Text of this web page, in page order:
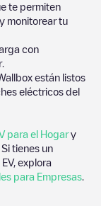
te permiten
monitorear tu
con
están listos
eléctricos del
para el Hogary
tienes un
explora
para Empresas